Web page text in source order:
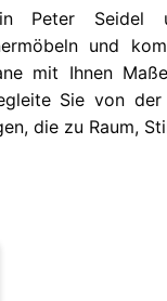
Peter Seidel
und
mit Ihnen
Sie von
die zu Raum,